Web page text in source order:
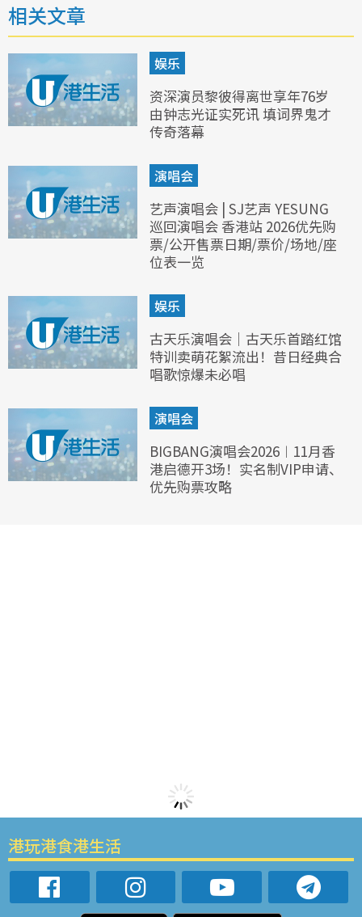
相关文章
娱乐
资深演员黎彼得离世享年76岁
由钟志光证实死讯 填词界鬼才
传奇落幕
演唱会
艺声演唱会 | SJ艺声 YESUNG
巡回演唱会 香港站 2026优先购
票/公开售票日期/票价/场地/座
位表一览
娱乐
古天乐演唱会｜古天乐首踏红馆
特训卖萌花絮流出！昔日经典合
唱歌惊爆未必唱
演唱会
BIGBANG演唱会2026︱11月香
港启德开3场！实名制VIP申请、
优先购票攻略
港玩港食港生活